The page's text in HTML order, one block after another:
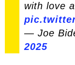
with love
— Joe
2025